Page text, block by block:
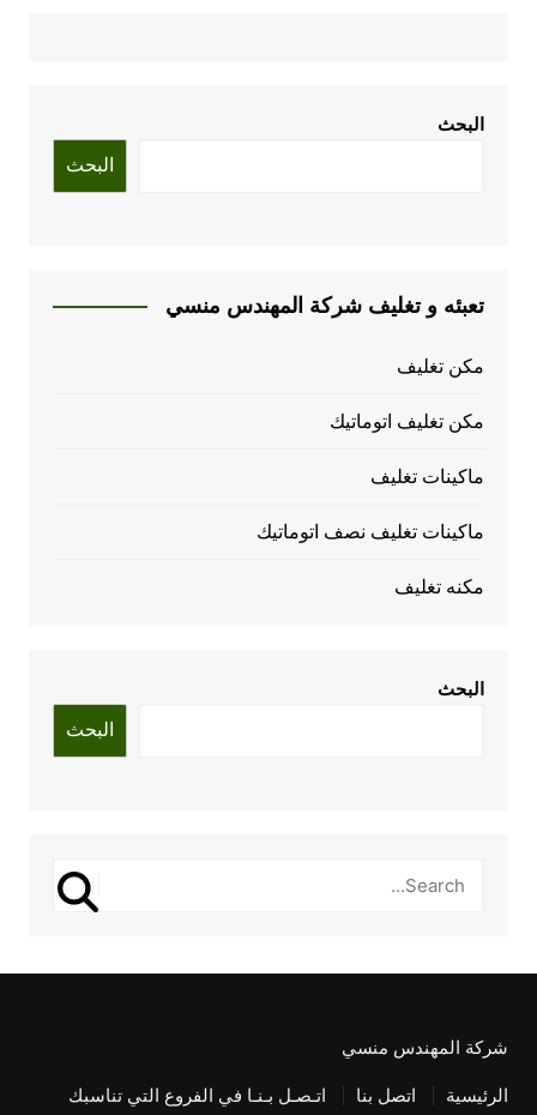
البحث
البحث
تعبئه و تغليف شركة المهندس منسي
مكن تغليف
مكن تغليف اتوماتيك
ماكينات تغليف
ماكينات تغليف نصف اتوماتيك
مكنه تغليف
البحث
البحث
شركة المهندس منسي
الرئيسية اتصل بنا اتـصـل بـنـا في الفروع التي تناسبك